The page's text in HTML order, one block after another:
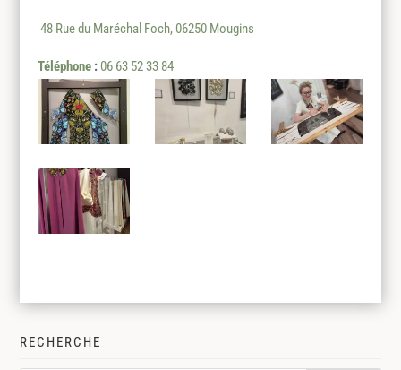
48 Rue du Maréchal Foch, 06250 Mougins
Téléphone : 06 63 52 33 84
RECHERCHE